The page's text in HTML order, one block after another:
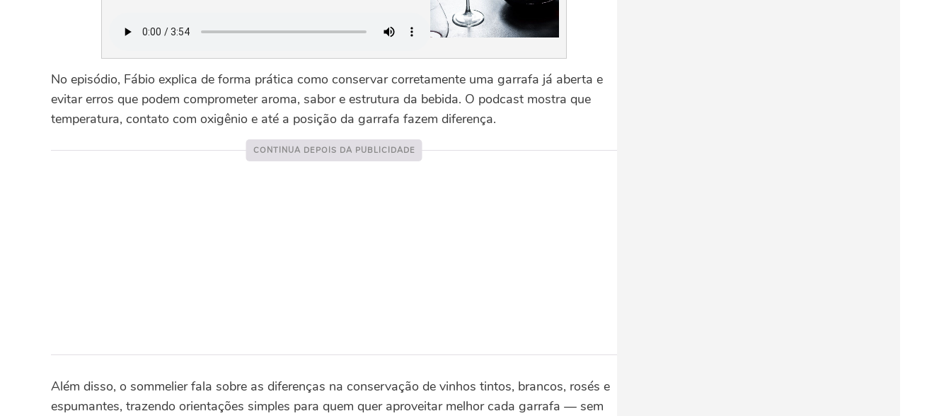
No episódio, Fábio explica de forma prática como conservar corretamente uma garrafa já aberta e
evitar erros que podem comprometer aroma, sabor e estrutura da bebida. O podcast mostra que
temperatura, contato com oxigênio e até a posição da garrafa fazem diferença.
Além disso, o sommelier fala sobre as diferenças na conservação de vinhos tintos, brancos, rosés e
espumantes, trazendo orientações simples para quem quer aproveitar melhor cada garrafa — sem